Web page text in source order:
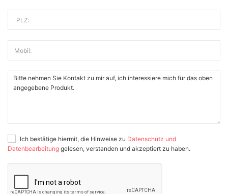
PLZ:
Mobil:
Ich bestätige hiermit, die Hinweise zu Datenschutz und
Datenbearbeitung gelesen, verstanden und akzeptiert zu haben.